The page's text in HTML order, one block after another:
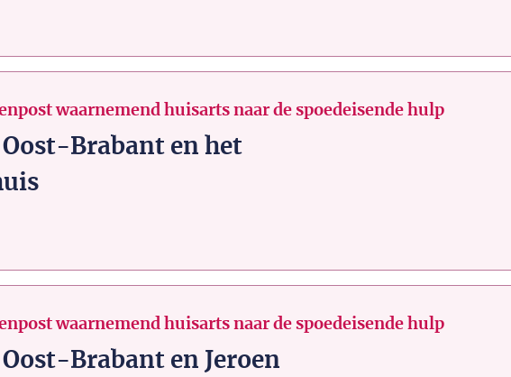
waarnemend huisarts naar de spoedeisende hulp
Brabant en het
waarnemend huisarts naar de spoedeisende hulp
Brabant en Jeroen